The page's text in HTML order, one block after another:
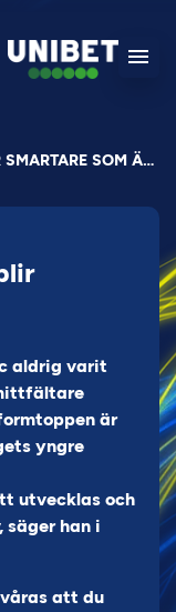
VECKANS PROFIL: ”MAN BLIR SMARTARE SOM ÄLDRE”
aldrig varit
är
yngre
utvecklas och
han i
att du